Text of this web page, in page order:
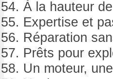
À la hauteur
Expertise et
Réparation
Prêts pour
Un moteur,